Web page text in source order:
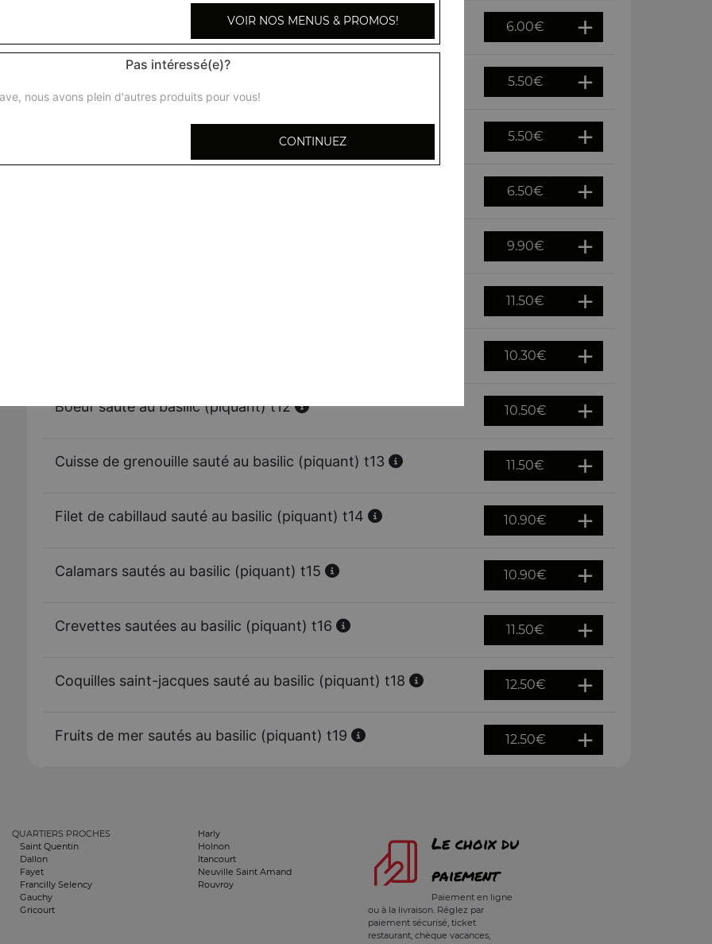
Potage thaï au poulet à la citronnelle pimentée ts3 6.00€
5.50€
5.50€
6.50€
9.90€
11.50€
10.30€
Boeuf sauté au basilic (piquant) t12 10.50€
Cuisse de grenouille sauté au basilic (piquant) t13 11.50€
Filet de cabillaud sauté au basilic (piquant) t14 10.90€
Calamars sautés au basilic (piquant) t15 10.90€
Crevettes sautées au basilic (piquant) t16 11.50€
Coquilles saint-jacques sauté au basilic (piquant) t18 12.50€
Fruits de mer sautés au basilic (piquant) t19 12.50€
QUARTIERS PROCHES
Saint Quentin
Dallon
Fayet
Francilly Selency
Gauchy
Gricourt
Harly
Holnon
Itancourt
Neuville Saint Amand
Rouvroy
Le choix du
paiement
Paiement en ligne
ou à la livraison. Réglez par
paiement sécurisé, ticket
restaurant, chèque vacances,
VOIR NOS MENUS & PROMOS!
Pas intéressé(e)?
nous avons plein d'autres produits pour vous!
CONTINUEZ